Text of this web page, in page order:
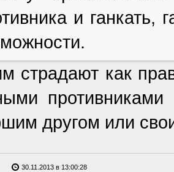
и ганкать,
страдают как
противниками
другом или
30.11.2013 в 13:00:28